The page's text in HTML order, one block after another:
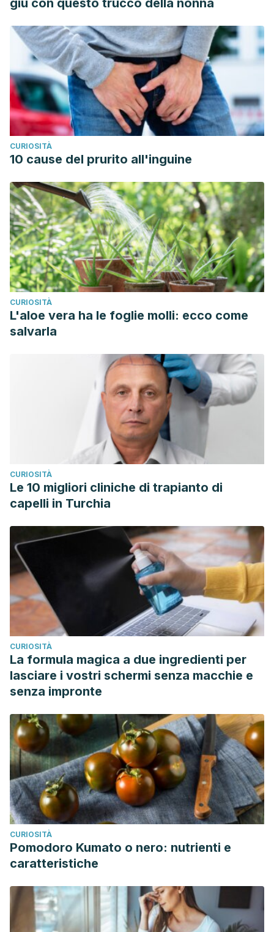
Different Weight Loss Experience: A Qualitative Study
Exploring the Behavioral, Physical, and Psychosocial
Changes Associated with Yoga That Promote Weight Loss.
Evidence-Based Complementary and Alternative Medicine.
https://www.hindawi.com/journals/ecam/2016/2914745/
Ferreira-Vorkapic, Camila; Rangé, Bernard. 2010. Mente
Alerta, Mente Tranquila: ¿Constituye el yoga una
intervención terapeútica consistente para los
trastornos de ansiedad? Revista Argentina de Clínica
Psicológica.
https://www.redalyc.org/pdf/2819/281921798002.pdf
Chong, Cecilia S. M.; Tsunaka, Megumi; Tsang, Hector W.
H.; Chan, Edward P.; Wai Ming Cheung. 2011. Effects of
Yoga on Stress Management in Healthy Adults: A
Systematic Review. Alternative Therapies in Health &
Medicine. https://web.a.ebscohost.com/abstract?
Yoga with Modi: Indian PM releases online yoga series –
video report. 2018. The Guardian.
https://www.theguardian.com/world/video/2018/mar/29/yoga-
with-narendra-modi-indian-pm-releases-online-yoga-
giù con questo trucco della nonna
CURIOSITÀ
10 cause del prurito all'inguine
CURIOSITÀ
L'aloe vera ha le foglie molli: ecco come
salvarla
CURIOSITÀ
Le 10 migliori cliniche di trapianto di
capelli in Turchia
CURIOSITÀ
La formula magica a due ingredienti per
lasciare i vostri schermi senza macchie e
senza impronte
CURIOSITÀ
Pomodoro Kumato o nero: nutrienti e
caratteristiche